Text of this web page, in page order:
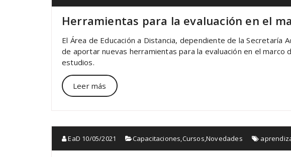
Herramientas para la evaluación en el
El Área de Educación a Distancia, dependiente de la
de aportar nuevas herramientas para la evaluación en el
estudios.
Leer más
EaD 10/05/2021 Capacitaciones,Cursos,Novedades